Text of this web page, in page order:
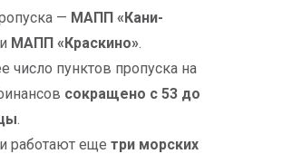
— МАПП «Кани-
МАПП «Краскино».
пунктов пропуска на
сокращено с 53 до
.
работают еще три морских